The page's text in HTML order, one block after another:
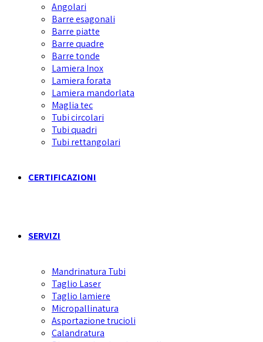
Angolari
Barre esagonali
Barre piatte
Barre quadre
Barre tonde
Lamiera Inox
Lamiera forata
Lamiera mandorlata
Maglia tec
Tubi circolari
Tubi quadri
Tubi rettangolari
CERTIFICAZIONI
SERVIZI
Mandrinatura Tubi
Taglio Laser
Taglio lamiere
Micropallinatura
Asportazione trucioli
Calandratura